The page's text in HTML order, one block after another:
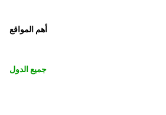
أهم المواقع
جميع الدول